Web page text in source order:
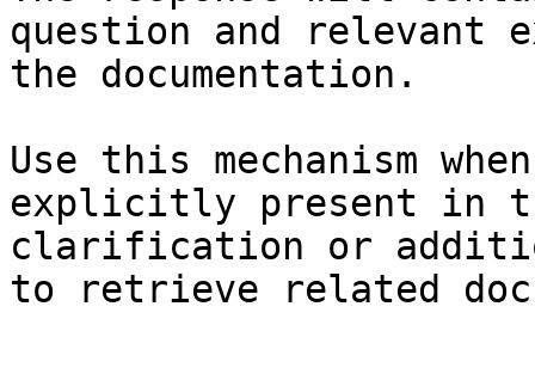
question and relevant
the documentation.
Use this mechanism
explicitly present in
clarification or